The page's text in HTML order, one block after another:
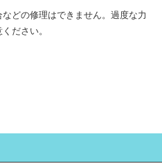
どの修理はできません。過度な力
ださい。